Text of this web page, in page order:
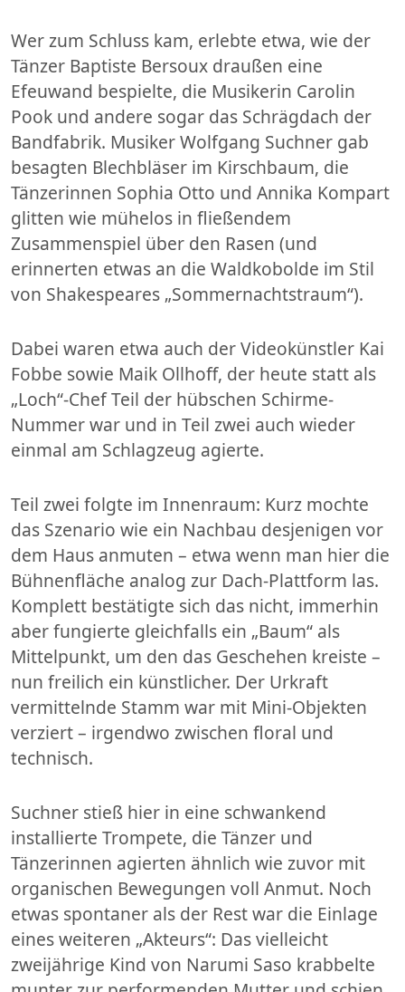
Wer zum Schluss kam, erlebte etwa, wie der
Tänzer Baptiste Bersoux draußen eine
Efeuwand bespielte, die Musikerin Carolin
Pook und andere sogar das Schrägdach der
Bandfabrik. Musiker Wolfgang Suchner gab
besagten Blechbläser im Kirschbaum, die
Tänzerinnen Sophia Otto und Annika Kompart
glitten wie mühelos in fließendem
Zusammenspiel über den Rasen (und
erinnerten etwas an die Waldkobolde im Stil
von Shakespeares „Sommernachtstraum“).
Dabei waren etwa auch der Videokünstler Kai
Fobbe sowie Maik Ollhoff, der heute statt als
„Loch“-Chef Teil der hübschen Schirme-
Nummer war und in Teil zwei auch wieder
einmal am Schlagzeug agierte.
Teil zwei folgte im Innenraum: Kurz mochte
das Szenario wie ein Nachbau desjenigen vor
dem Haus anmuten – etwa wenn man hier die
Bühnenfläche analog zur Dach-Plattform las.
Komplett bestätigte sich das nicht, immerhin
aber fungierte gleichfalls ein „Baum“ als
Mittelpunkt, um den das Geschehen kreiste –
nun freilich ein künstlicher. Der Urkraft
vermittelnde Stamm war mit Mini-Objekten
verziert – irgendwo zwischen floral und
technisch.
Suchner stieß hier in eine schwankend
installierte Trompete, die Tänzer und
Tänzerinnen agierten ähnlich wie zuvor mit
organischen Bewegungen voll Anmut. Noch
etwas spontaner als der Rest war die Einlage
eines weiteren „Akteurs“: Das vielleicht
zweijährige Kind von Narumi Saso krabbelte